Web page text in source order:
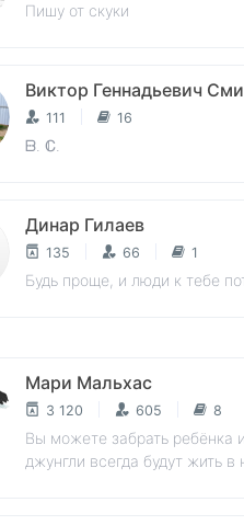
Пишу от скуки
Виктор Геннадьевич
111 16
ᗹ. ℂ.
Динар Гилаев
135 66 1
Будь проще, и люди к тебе
Мари Мальхас
3 120 605 8
Вы можете забрать ребёнка
джунгли всегда будут жить в